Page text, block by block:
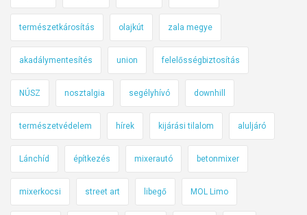
a
o
k
o
á
t
a
természetkárosítás olajkút zala megye
akadálymentesítés union felelősségbiztosítás
NÚSZ nosztalgia segélyhívó downhill
természetvédelem hírek kijárási tilalom aluljáró
Lánchíd építkezés mixerautó betonmixer
mixerkocsi street art libegő MOL Limo